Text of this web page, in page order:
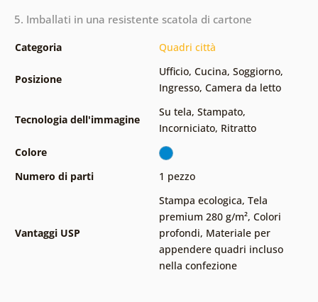
5. Imballati in una resistente scatola di cartone
Categoria Quadri città
Posizione
Ufficio, Cucina, Soggiorno,
Ingresso, Camera da letto
Tecnologia dell'immagine
Su tela, Stampato,
Incorniciato, Ritratto
Colore
Numero di parti
1 pezzo
Vantaggi USP
Stampa ecologica, Tela
premium 280 g/m², Colori
profondi, Materiale per
appendere quadri incluso
nella confezione